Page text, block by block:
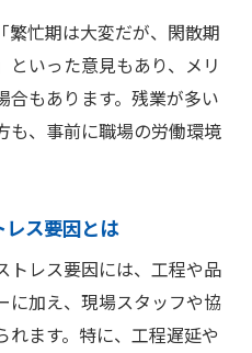
繁忙期は大変だが、閑散期
といった意見もあり、メリ
合もあります。残業が多い
も、事前に職場の労働環境
ス要因とは
トレス要因には、工程や品
に加え、現場スタッフや協
ます。特に、工程遅延や